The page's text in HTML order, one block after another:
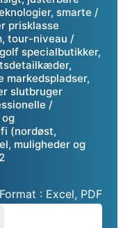
smarte /
prisklasse
tour-niveau /
specialbutikker,
slutbruger
/
(nordøst,
muligheder og
: Excel, PDF